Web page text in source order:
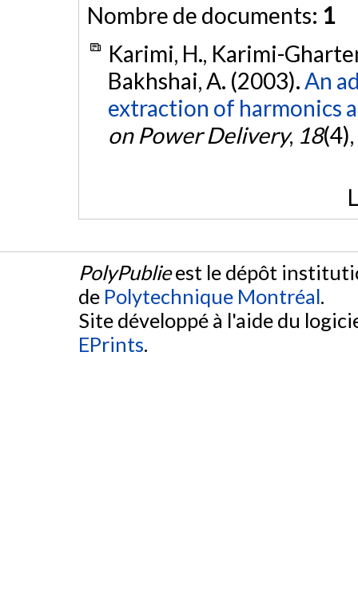
Nombre de documents: 1
Karimi, H., Karimi-
Bakhshai, A. (2003).An
extraction of harmonics
on Power Delivery, 18
PolyPublieest le dépôt
de Polytechnique Montréal.
Site développé à l'aide du
EPrints.